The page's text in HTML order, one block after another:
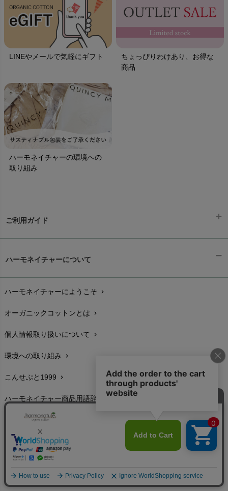
LINEやメールで気軽にギフト
ちょっぴりわけあり、お得な
商品
ハーモネイチャーの環境への
取り組み
ご利用ガイド
配送と送料chevron_right
在庫状況と発送予定chevron_right
サイズ・寸法chevron_right
生地・素材chevron_right
お手入れについて
レビューを書こうchevron_right
返品交換
FAXでのご注文chevron_right
ハーモネイチャーについて
ハーモネイチャーにようこそ chevron_right
オーガニックコットンとは chevron_right
個人情報取り扱いについて chevron_right
環境への取り組み chevron_right
こんせぷと1999 chevron_right
ハーモネイチャー商品用語辞典
特定商取引に基づく表示